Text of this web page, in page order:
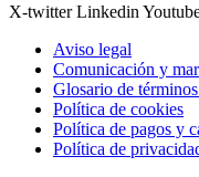
X-twitter Linkedin
Aviso legal
Comunicación y
Glosario de
Política de cookies
Política de pagos y
Política de